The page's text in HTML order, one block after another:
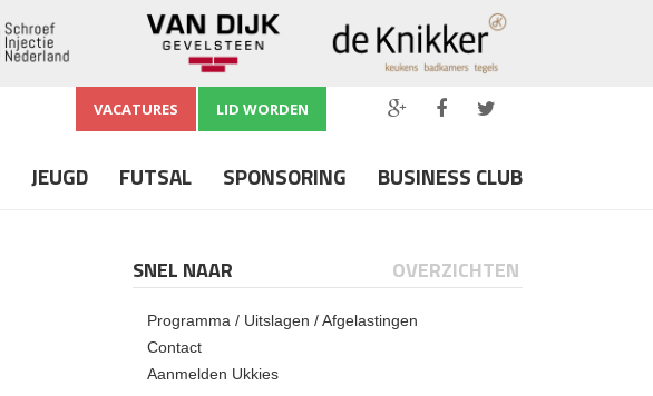
VACATURES LID WORDEN
JEUGD FUTSAL SPONSORING BUSINESS CLUB
SNEL NAAR OVERZICHTEN
Programma / Uitslagen / Afgelastingen
Contact
Aanmelden Ukkies